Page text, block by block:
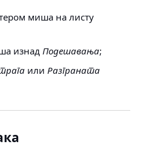
миша на листу
изнад Подешавања;
или Разграната